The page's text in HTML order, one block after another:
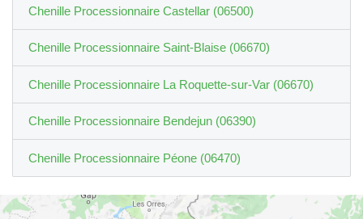
Chenille Processionnaire Castellar (06500)
Chenille Processionnaire Saint-Blaise (06670)
Chenille Processionnaire La Roquette-sur-Var (06670)
Chenille Processionnaire Bendejun (06390)
Chenille Processionnaire Péone (06470)